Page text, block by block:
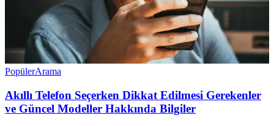
PopülerArama
Akıllı Telefon Seçerken Dikkat Edilmesi Gerekenler
ve Güncel Modeller Hakkında Bilgiler